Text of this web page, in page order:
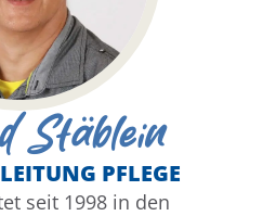
Stäblein
PFLEGE
seit 1998 in den